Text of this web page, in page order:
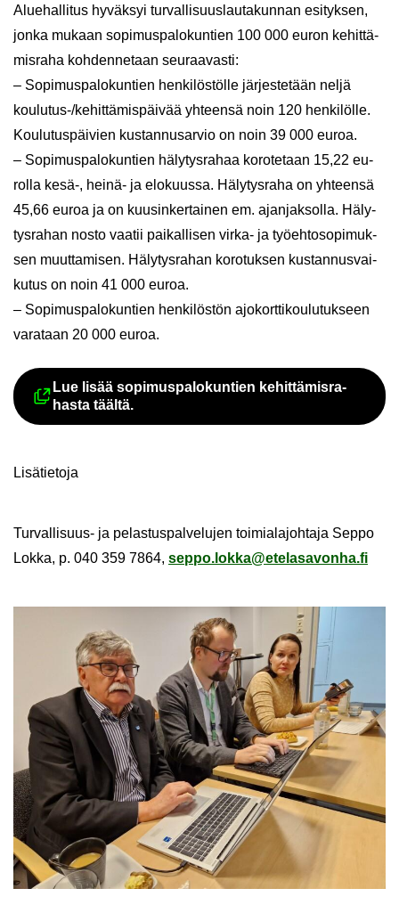
Alue­hal­li­tus hy­väk­syi tur­val­li­suus­lau­ta­kun­nan esi­tyk­sen,
jonka mu­kaan so­pi­mus­pa­lo­kun­tien 100 000 euron ke­hit­tä­
mis­ra­ha koh­den­ne­taan seu­raa­vas­ti:
– So­pi­mus­pa­lo­kun­tien hen­ki­lös­töl­le jär­jes­te­tään neljä
koulutus-​/ke­hit­tä­mis­päi­vää yh­teen­sä noin 120 hen­ki­löl­le.
Kou­lu­tus­päi­vien kus­tan­nusar­vio on noin 39 000 euroa.
– So­pi­mus­pa­lo­kun­tien hä­ly­tys­ra­haa ko­ro­te­taan 15,22 eu­
rol­la kesä-, heinä-​ ja elo­kuus­sa. Hä­ly­tys­ra­ha on yh­teen­sä
45,66 euroa ja on kuusin­ker­tai­nen em. ajan­jak­sol­la. Hä­ly­
tys­ra­han nosto vaa­tii pai­kal­li­sen virka-​ ja työ­eh­to­so­pi­muk­
sen muut­ta­mi­sen. Hä­ly­tys­ra­han ko­ro­tuk­sen kus­tan­nus­vai­
ku­tus on noin 41 000 euroa.
– So­pi­mus­pa­lo­kun­tien hen­ki­lös­tön ajo­kort­ti­kou­lu­tuk­seen
va­ra­taan 20 000 euroa.
Ul­koi­nen pal­ve­lu avau­tuu
Lue lisää so­pi­mus­pa­lo­kun­tien ke­hit­tä­mis­ra­
has­ta tääl­tä.
Li­sä­tie­to­ja
Turvallisuus-​ ja pe­las­tus­pal­ve­lu­jen toi­mia­la­joh­ta­ja Seppo
Lokka, p. 040 359 7864, seppo.lokka@ete­la­sa­von­ha.fi